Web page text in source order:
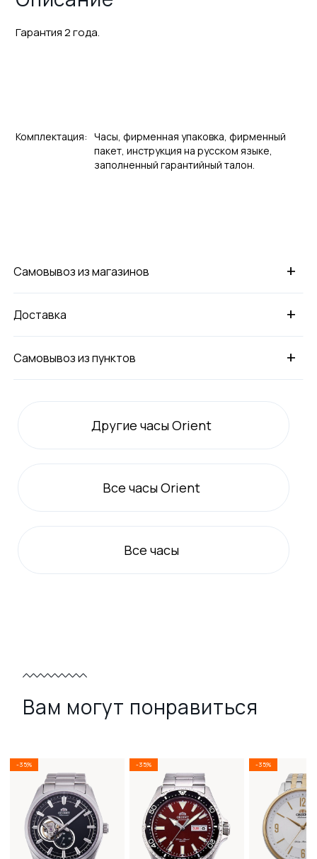
Гарантия 2 года.
Комплектация: Часы, фирменная упаковка, фирменный
пакет, инструкция на русском языке,
заполненный гарантийный талон.
+
Самовывоз из магазинов
+
Доставка
+
Самовывоз из пунктов
Другие часы Orient
Всечасы Orient
Всечасы
Вам могут понравиться
-35% -35% -35%